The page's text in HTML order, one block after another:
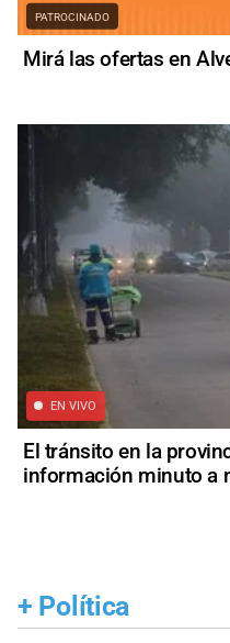
PATROCINADO
Mirá las ofertas en
EN VIVO
El tránsito en la
información minuto a
+ Política